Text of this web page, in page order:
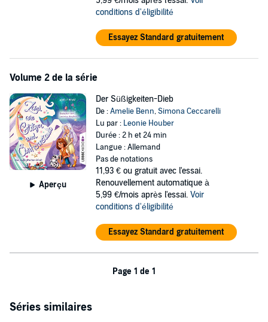
conditions d'éligibilité
Essayez Standard gratuitement
Volume 2 de la série
Aperçu
Der Süßigkeiten-Dieb
De :Amelie Benn,Simona Ceccarelli
Lu par : Leonie Houber
Durée : 2 h et 24 min
Langue : Allemand
Pas de notations
11,93 € ou gratuit avec l'essai.
Renouvellement automatique à
5,99 €/mois après l'essai. Voir
conditions d'éligibilité
Essayez Standard gratuitement
Page 1 de 1
Séries similaires